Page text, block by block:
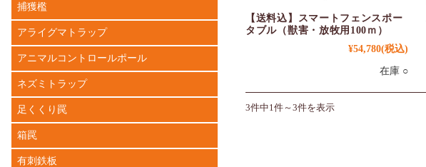
【送料込】スマートフェンスポー
タブル（獣害・放牧用100ｍ）
¥54,780(税込)
在庫 ○
3件中1件～3件を表示
捕獲檻
アライグマトラップ
アニマルコントロールポール
ネズミトラップ
足くくり罠
箱罠
有刺鉄板